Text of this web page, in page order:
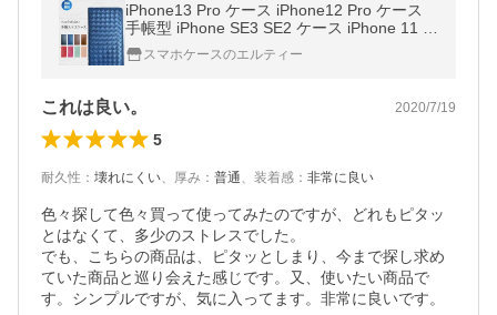
iPhone13 Pro ケース iPhone12 Pro ケース
手帳型 iPhone SE3 SE2 ケース iPhone 11 S
E2 XR Xs X 8 7 6s 6 カバー 手帳型ケース 編
込み レザー 手帳型 耐衝撃
スマホケースのエルティー
これは良い。 2020/7/19
5
耐久性 ： 壊れにくい、 厚み ： 普通、 装着感 ： 非常に良い
色々探して色々買って使ってみたのですが、どれもピタッ
とはなくて、多少のストレスでした。
でも、こちらの商品は、ピタッとしまり、今まで探し求め
ていた商品と巡り会えた感じです。又、使いたい商品で
す。シンプルですが、気に入ってます。非常に良いです。